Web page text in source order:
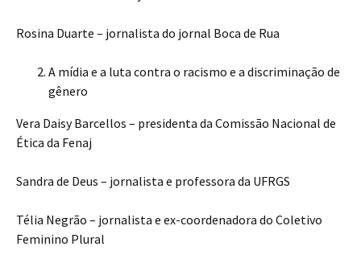
Rosina Duarte – jornalista do jornal Boca de Rua
A mídia e a luta contra o racismo e a discriminação de
gênero
Vera Daisy Barcellos – presidenta da Comissão Nacional de
Ética da Fenaj
Sandra de Deus – jornalista e professora da UFRGS
Télia Negrão – jornalista e ex-coordenadora do Coletivo
Feminino Plural